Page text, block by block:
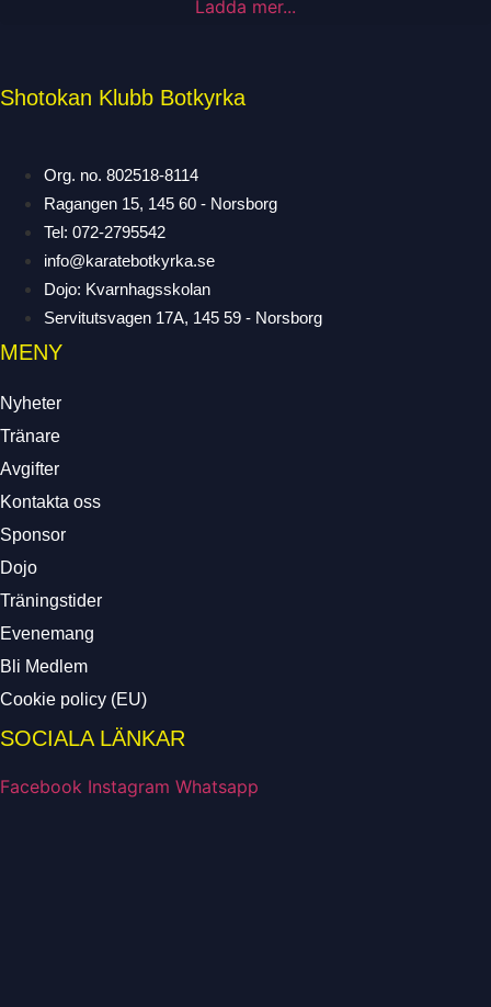
Ladda mer...
Shotokan Klubb Botkyrka
Org. no. 802518-8114
Ragangen 15, 145 60 - Norsborg
Tel: 072-2795542
info@karatebotkyrka.se
Dojo: Kvarnhagsskolan
Servitutsvagen 17A, 145 59 - Norsborg
MENY
Nyheter
Tränare
Avgifter
Kontakta oss
Sponsor
Dojo
Träningstider
Evenemang
Bli Medlem
Cookie policy (EU)
SOCIALA LÄNKAR
Facebook Instagram Whatsapp